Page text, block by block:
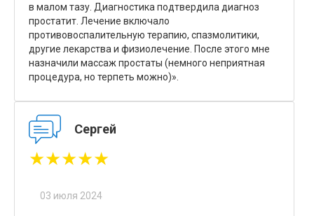
в малом тазу. Диагностика подтвердила диагноз
простатит. Лечение включало
противовоспалительную терапию, спазмолитики,
другие лекарства и физиолечение. После этого мне
назначили массаж простаты (немного неприятная
процедура, но терпеть можно)».
Сергей
★★★★★
03 июля 2024